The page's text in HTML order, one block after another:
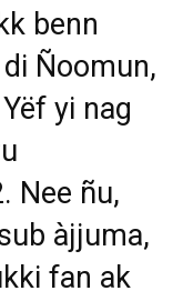
benn
Ñoomun,
yi nag
Nee ñu,
àjjuma,
fan ak